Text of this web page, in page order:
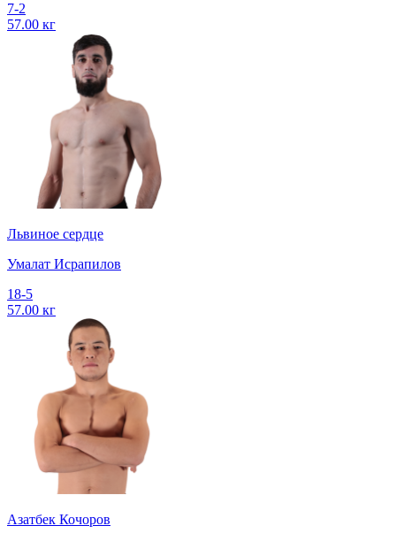
7-2
57.00 кг
Львиное сердце
Умалат Исрапилов
18-5
57.00 кг
Азатбек Кочоров